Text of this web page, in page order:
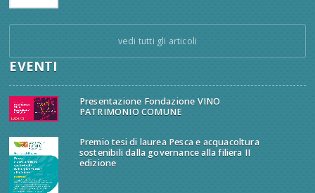
vedi tutti gli articoli
EVENTI
Presentazione Fondazione VINO
PATRIMONIO COMUNE
Premio tesi di laurea Pesca e acquacoltura
sostenibili dalla governance alla filiera II
edizione